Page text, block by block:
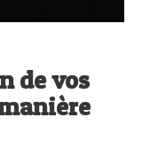
de vos